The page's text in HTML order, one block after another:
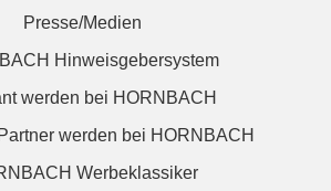
Presse/Medien
Hinweisgebersystem
werden bei HORNBACH
werden bei HORNBACH
Werbeklassiker